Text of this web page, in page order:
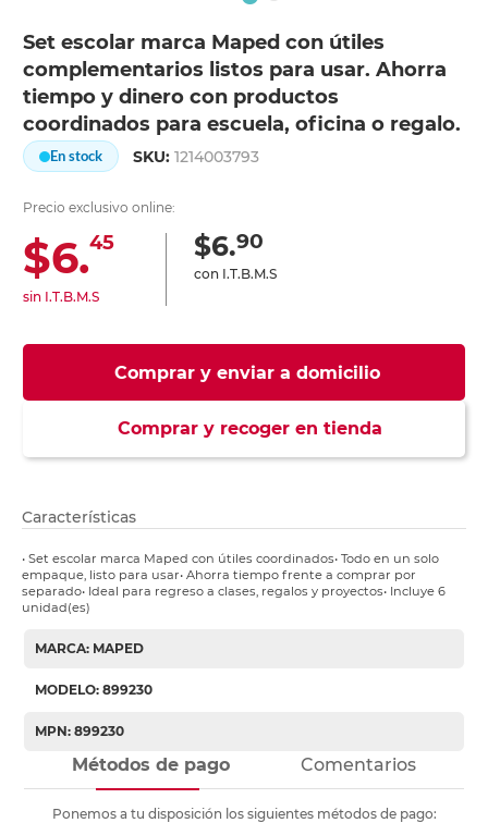
Set escolar marca Maped con útiles
complementarios listos para usar. Ahorra
tiempo y dinero con productos
coordinados para escuela, oficina o regalo.
En stock SKU:1214003793
Precio exclusivo online:
$6.45
sin I.T.B.M.S
$6.90
con I.T.B.M.S
Comprar y enviar a domicilio
Comprar y recoger en tienda
Características
• Set escolar marca Maped con útiles coordinados• Todo en un solo
empaque, listo para usar• Ahorra tiempo frente a comprar por
separado• Ideal para regreso a clases, regalos y proyectos• Incluye 6
unidad(es)
MARCA: MAPED
MODELO: 899230
MPN: 899230
Métodos de pago Comentarios
Ponemos a tu disposición los siguientes métodos de pago: